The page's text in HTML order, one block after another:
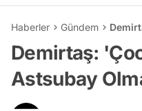
Haberler Gündem
Demirtaş:
Astsubay